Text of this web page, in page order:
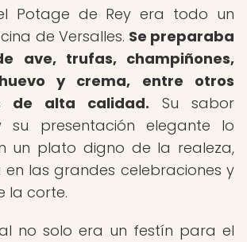
Potage de Rey era todo un
de Versalles. Se preparaba
ave, trufas, champiñones,
y crema, entre otros
de alta calidad. Su sabor
su presentación elegante lo
un plato digno de la realeza,
en las grandes celebraciones y
la corte.
no solo era un festín para el